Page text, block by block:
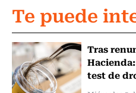
Te puede
Tras
test de